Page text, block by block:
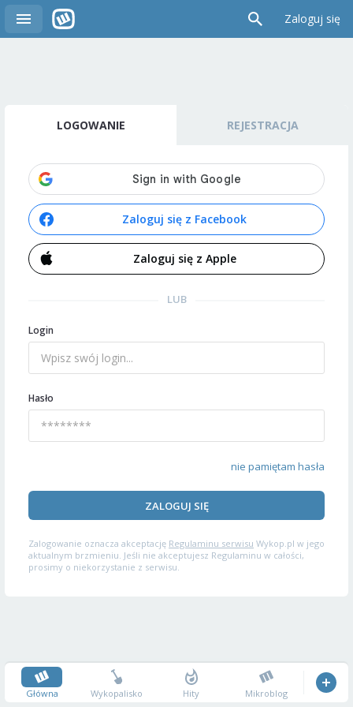
Zaloguj się
LOGOWANIE REJESTRACJA
Zaloguj się z Facebook
Zaloguj się z Apple
LUB
Login
Hasło
nie pamiętam hasła
ZALOGUJ SIĘ
Zalogowanie oznacza akceptację Regulaminu serwisu Wykop.pl w jego
aktualnym brzmieniu. Jeśli nie akceptujesz Regulaminu w całości,
prosimy o niekorzystanie z serwisu.
Główna Wykopalisko Hity Mikroblog